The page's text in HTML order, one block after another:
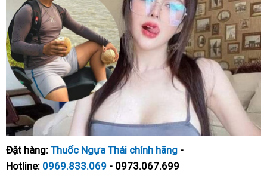
Đặt hàng: Thuốc Ngựa Thái chính hãng -
Hotline: 0969.833.069 - 0973.067.699